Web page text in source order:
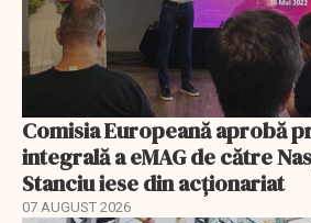
Comisia Europeană aprobă
integrală a eMAG de către
Stanciu iese din acționariat
07 AUGUST 2026